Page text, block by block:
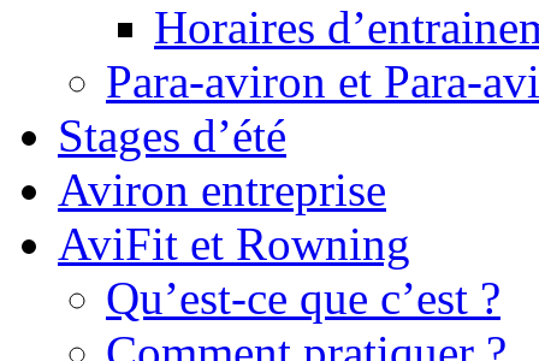
Horaires
Para-aviron et Para-
Stages d’été
Aviron entreprise
AviFit et Rowning
Qu’est-ce que c’est ?